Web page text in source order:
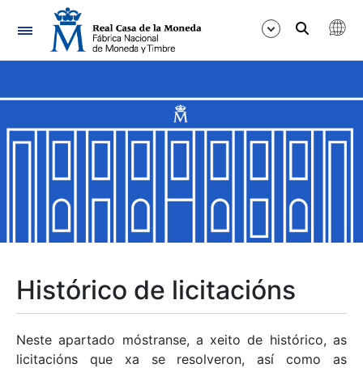
Navegación
Mostrar/Ocultar
Mostrar/Ocultar
Mostrar/Ocultar
Histórico de licitacións
Neste apartado móstranse, a xeito de histórico, as
licitacións que xa se resolveron, así como as